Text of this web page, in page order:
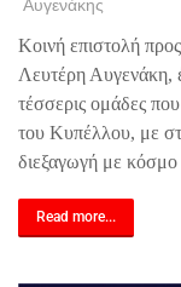
Αυγενάκης
Κοινή επιστολή
Λευτέρη Αυγενάκη,
τέσσερις ομάδες
του Κυπέλλου, με
διεξαγωγή με κόσμο
Read more...